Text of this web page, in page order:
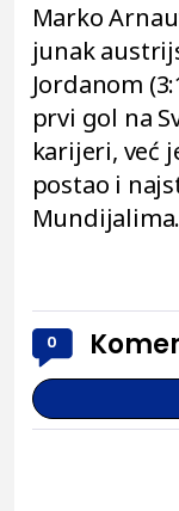
Marko
junak
Jordanom
prvi gol na
karijeri, već
postao i
Mundijalima.
0